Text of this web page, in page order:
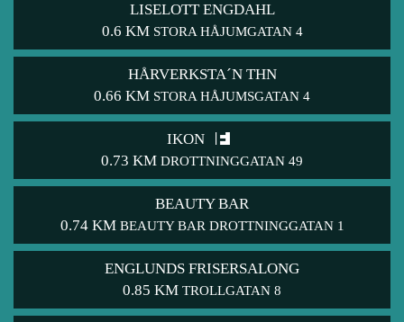
LISELOTT ENGDAHL
0.6 KM STORA HÅJUMGATAN 4
HÅRVERKSTA´N THN
0.66 KM STORA HÅJUMSGATAN 4
IKON
0.73 KM DROTTNINGGATAN 49
BEAUTY BAR
0.74 KM BEAUTY BAR DROTTNINGGATAN 1
ENGLUNDS FRISERSALONG
0.85 KM TROLLGATAN 8